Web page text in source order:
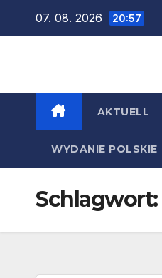
07. 08. 2026 20:57
AKTUELL
WYDANIE POLSKIE
Schlagwort: